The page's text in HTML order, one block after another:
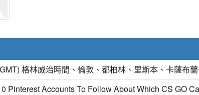
格林威治時間、倫敦、都柏林、里斯本、卡薩布
Pinterest Accounts To Follow About Which CS GO